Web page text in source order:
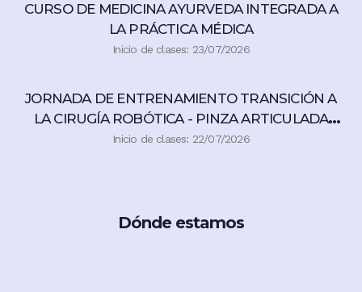
CURSO DE MEDICINA AYURVEDA INTEGRADA A
LA PRÁCTICA MÉDICA
Inicio de clases: 23/07/2026
JORNADA DE ENTRENAMIENTO TRANSICIÓN A
LA CIRUGÍA ROBÓTICA - PINZA ARTICULADA
360°
Inicio de clases: 22/07/2026
Dónde estamos